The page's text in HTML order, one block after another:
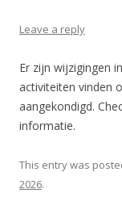
Leave a reply
Er zijn wijzigingen
activiteiten vinden
aangekondigd.
informatie.
This entry was
2026.